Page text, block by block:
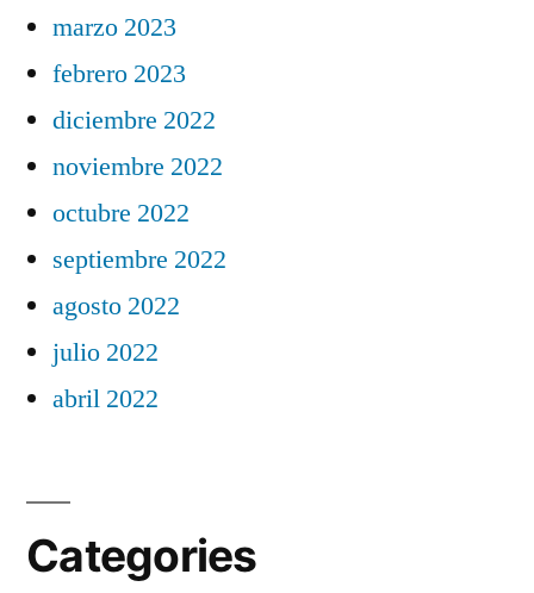
marzo 2023
febrero 2023
diciembre 2022
noviembre 2022
octubre 2022
septiembre 2022
agosto 2022
julio 2022
abril 2022
Categories